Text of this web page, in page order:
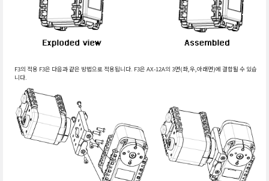
F3의 적용 F3은 다음과 같은 방법으로 적용됩니다. F3은 AX-12A의 3면(좌,우,아래면)에 결합될 수 있습
니다.